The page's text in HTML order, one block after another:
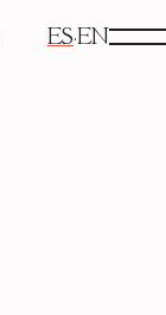
ES EN